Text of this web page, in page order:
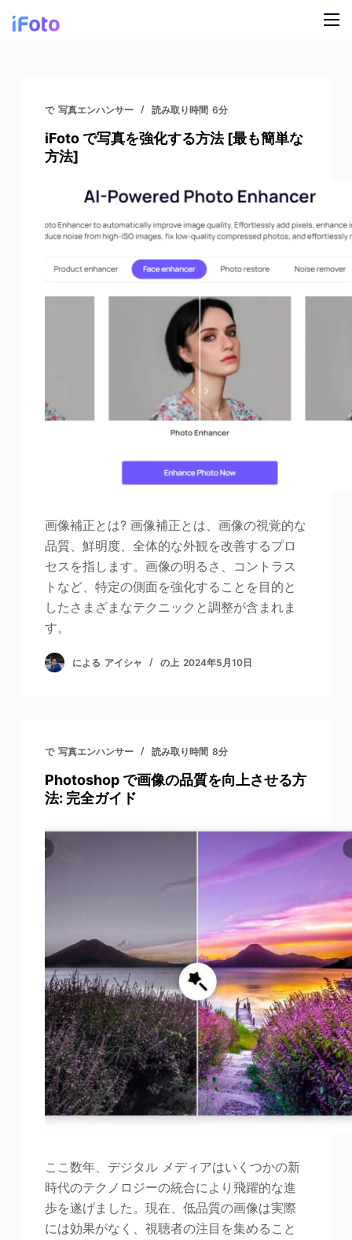
コ
AI ファッションモデル
オンライン背景チェンジャー
画像の著作権
ブログ
私たちについて
で 写真エンハンサー 読み取り時間 6分
iFoto で写真を強化する方法 [最も簡単な
方法]
画像補正とは? 画像補正とは、画像の視覚的な
品質、鮮明度、全体的な外観を改善するプロ
セスを指します。画像の明るさ、コントラス
トなど、特定の側面を強化することを目的と
したさまざまなテクニックと調整が含まれま
す。
による アイシャ の上 2024年5月10日
で 写真エンハンサー 読み取り時間 8分
Photoshop で画像の品質を向上させる方
法: 完全ガイド
ここ数年、デジタル メディアはいくつかの新
時代のテクノロジーの統合により飛躍的な進
歩を遂げました。現在、低品質の画像は実際
には効果がなく、視聴者の注目を集めること